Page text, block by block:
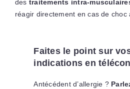
des traitements intra-
réagir directement en cas de choc
Faites le point sur
indications en
Antécédent d’allergie ?